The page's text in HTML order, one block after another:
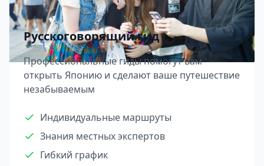
Русскоговорящий гид
Профессиональные гиды помогут вам
открыть Японию и сделают ваше путешествие
незабываемым
Индивидуальные маршруты
Знания местных экспертов
Гибкий график